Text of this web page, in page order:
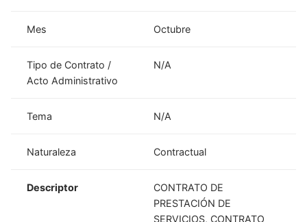
Mes Octubre
Tipo de Contrato /
Acto Administrativo
N/A
Tema N/A
Naturaleza Contractual
Descriptor
CONTRATO DE
PRESTACIÓN DE
SERVICIOS, CONTRATO